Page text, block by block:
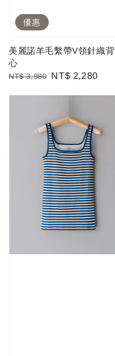
優惠
美麗諾羊毛繫帶V領針織背
心
Regular
NT$ 3,980 Sale
NT$ 2,280